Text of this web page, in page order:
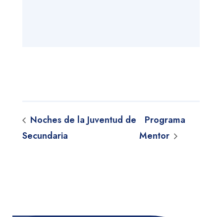
Noches de la Juventud de
Secundaria
Programa
Mentor